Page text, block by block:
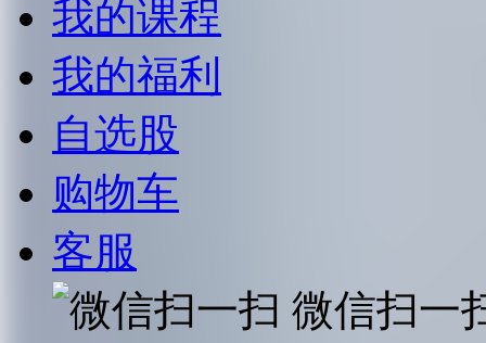
我的课程
我的福利
自选股
购物车
客服
微信扫一